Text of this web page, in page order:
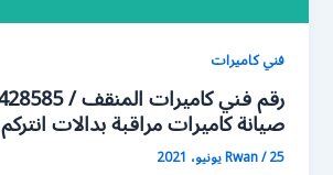
فني كاميرات
صيانة كاميرات مراقبة بدالات انتركم
Rwan/25 يونيو، 2021